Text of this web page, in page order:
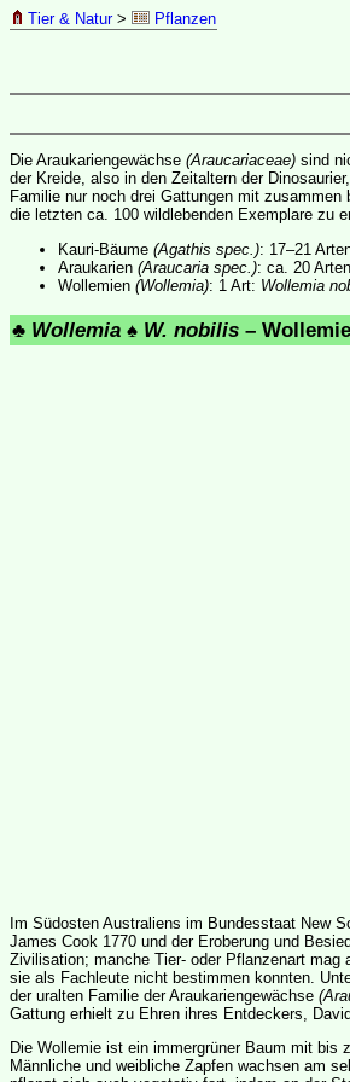
Tier & Natur> Pflanzen
Die Araukariengewächse (Araucariaceae) sind
der Kreide, also in den Zeitaltern der
Familie nur noch drei Gattungen mit
die letzten ca. 100 wildlebenden Exemplare zu
Kauri-Bäume (Agathis spec.): 17–21
Araukarien (Araucaria spec.): ca. 20
Wollemien (Wollemia): 1 Art: Wollemia
♣ Wollemia ♠ W. nobilis – Wollemie
Im Südosten Australiens im Bundesstaat New
James Cook 1770 und der Eroberung und
Zivilisation; manche Tier- oder Pflanzenart mag
sie als Fachleute nicht bestimmen konnten.
der uralten Familie der Araukariengewächse
Gattung erhielt zu Ehren ihres Entdeckers,
Die Wollemie ist ein immergrüner Baum mit
Männliche und weibliche Zapfen wachsen am